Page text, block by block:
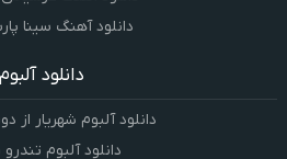
دانلود آهنگ سینا
دانلود آلبوم
دانلود آلبوم شهریار
دانلود آلبوم